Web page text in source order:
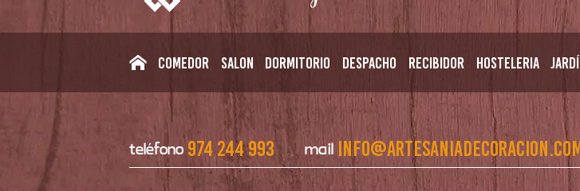
Comedor Salon Dormitorio Despacho Recibidor Hosteleria
teléfono974 244 993 mail